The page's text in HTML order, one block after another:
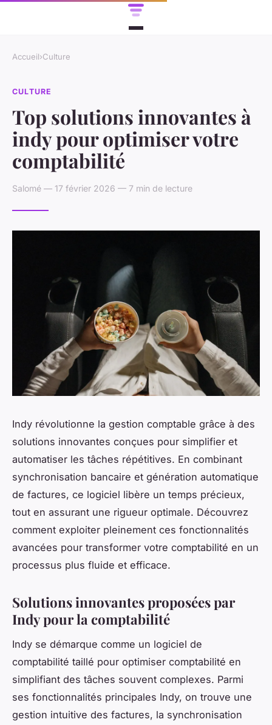
Accueil›Culture
CULTURE
Top solutions innovantes à
indy pour optimiser votre
comptabilité
Salomé — 17 février 2026 — 7 min de lecture
Indy révolutionne la gestion comptable grâce à des
solutions innovantes conçues pour simplifier et
automatiser les tâches répétitives. En combinant
synchronisation bancaire et génération automatique
de factures, ce logiciel libère un temps précieux,
tout en assurant une rigueur optimale. Découvrez
comment exploiter pleinement ces fonctionnalités
avancées pour transformer votre comptabilité en un
processus plus fluide et efficace.
Solutions innovantes proposées par
Indy pour la comptabilité
Indy se démarque comme un logiciel de
comptabilité taillé pour optimiser comptabilité en
simplifiant des tâches souvent complexes. Parmi
ses fonctionnalités principales Indy, on trouve une
gestion intuitive des factures, la synchronisation